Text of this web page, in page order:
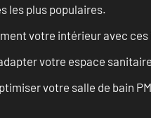
les plus populaires.
votre intérieur avec ces
votre espace
votre salle de bain